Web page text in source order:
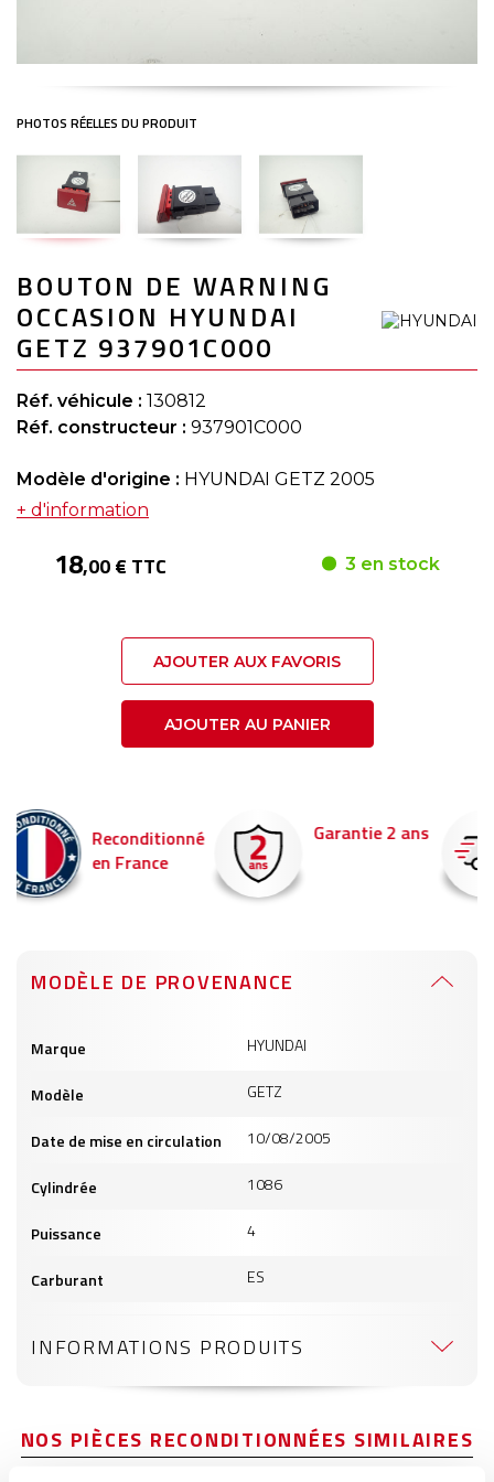
to
the
beginning
of
the
images
gallery
BOUTON DE WARNING
OCCASION HYUNDAI
GETZ 937901C000
Réf. véhicule : 130812
Réf. constructeur : 937901C000
Modèle d'origine : HYUNDAI GETZ 2005
+ d'information
18,00 € TTC 3 en stock
AJOUTER AUX FAVORIS
AJOUTER AU PANIER
Garantie 2 ans Livraison en 24h
Commandez avant 14h
pour être livré demain !
MODÈLE DE PROVENANCE
produits
Marque HYUNDAI
Modèle GETZ
Date de mise en circulation 10/08/2005
Cylindrée 1086
Puissance 4
Carburant ES
INFORMATIONS PRODUITS
NOS PIÈCES RECONDITIONNÉES SIMILAIRES